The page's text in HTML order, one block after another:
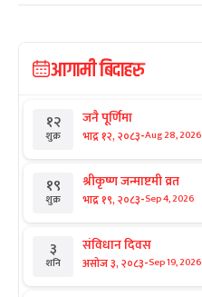
आगामी बिदाहरु
१२
शुक्र
जनै पूर्णिमा
भाद्र १२, २०८३-Aug 28, 2026
१९
शुक्र
श्रीकृष्ण जन्माष्टमी व्रत
भाद्र १९, २०८३-Sep 4, 2026
३
शनि
संविधान दिवस
असोज ३, २०८३-Sep 19, 2026